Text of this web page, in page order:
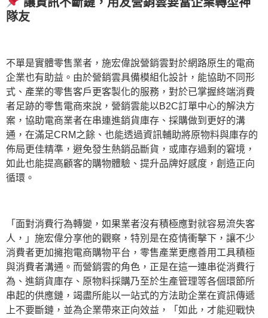
隊友
不單是實體零售業者，施宏偉說營銷雲對於網路原生的電商
企業也有助益。由於營銷雲具備模組化設計，能協助不同形
式、產業的零售客戶更客製化的服務，對於已掌握終端消費
者足跡的零售電商來說，營銷雲能以B2C訂單中心的解決方
案，協助電商業者在串連進銷貨庫存、採購做到更好的溝
通，在滿足CRM之餘、也能透過資訊輔助將原物料與庫存的
佈局更佳精準，避免發生熱銷品斷貨，或庫存過剩的窘境，
如此也能提高顧客的購物體驗、提升品牌好感度，創造正向
循環。
「面對消費行為轉變，如果業者沒有積極應對就容易流失客
人，」施宏偉分享他的觀察，特別是在疫情衝擊下，讓不少
消費者更加擁抱電商購物平台，零售產業更應善用工具積極
與消費者溝通。而營銷雲的角色，正是在這一連串從消費行
為、進銷貨庫存、原物料採購乃至於生產管理等各個環節所
串起的供應鏈，竭盡所能以一站式的方法助企業在資訊傳遞
上不要斷鏈，並為企業帶來正向效益，「如此，才能迎戰快